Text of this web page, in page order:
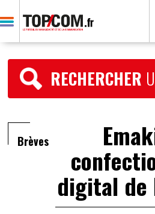
RECHERCHER
Brèves
digital de